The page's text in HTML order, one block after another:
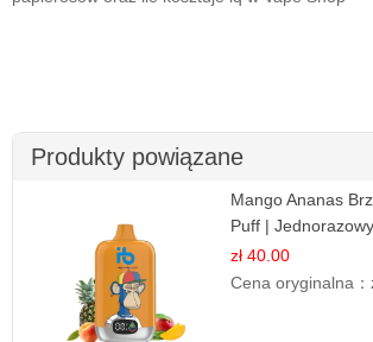
Produkty powiązane
Mango Ananas
Puff |
Tropikalny Smak
zł 40.00
Cena oryginalna：